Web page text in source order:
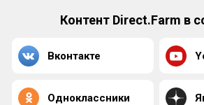
Контент Direct.Farm в
Вконтакте
Одноклассники